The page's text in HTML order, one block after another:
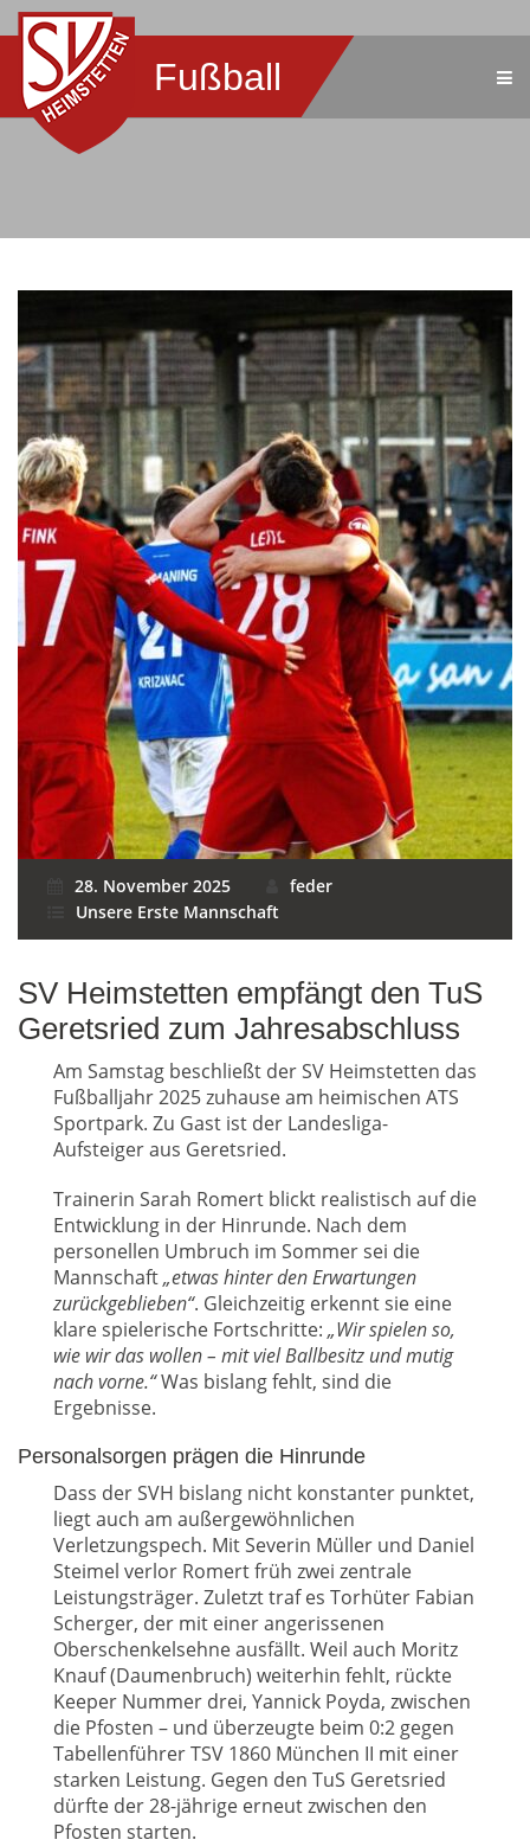
Fußball
28. November 2025
feder
Unsere Erste Mannschaft
SV Heimstetten empfängt den TuS
Geretsried zum Jahresabschluss
Am Samstag beschließt der SV Heimstetten das
Fußballjahr 2025 zuhause am heimischen ATS
Sportpark. Zu Gast ist der Landesliga-
Aufsteiger aus Geretsried.
Trainerin Sarah Romert blickt realistisch auf die
Entwicklung in der Hinrunde. Nach dem
personellen Umbruch im Sommer sei die
Mannschaft„etwas hinter den Erwartungen
zurückgeblieben“. Gleichzeitig erkennt sie eine
klare spielerische Fortschritte: „Wir spielen so,
wie wir das wollen – mit viel Ballbesitz und mutig
nach vorne.“Was bislang fehlt, sind die
Ergebnisse.
Personalsorgen prägen die Hinrunde
Dass der SVH bislang nicht konstanter punktet,
liegt auch am außergewöhnlichen
Verletzungspech. Mit Severin Müller und Daniel
Steimel verlor Romert früh zwei zentrale
Leistungsträger. Zuletzt traf es Torhüter Fabian
Scherger, der mit einer angerissenen
Oberschenkelsehne ausfällt. Weil auch Moritz
Knauf (Daumenbruch) weiterhin fehlt, rückte
Keeper Nummer drei, Yannick Poyda, zwischen
die Pfosten – und überzeugte beim 0:2 gegen
Tabellenführer TSV 1860 München II mit einer
starken Leistung. Gegen den TuS Geretsried
dürfte der 28-jährige erneut zwischen den
Pfosten starten.